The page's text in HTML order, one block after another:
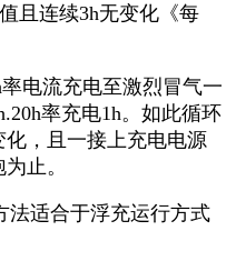
且连续3h无变化《每
电流充电至激烈冒气一
率充电1h。如此循环
，且一接上充电电源
止。
法适合于浮充运行方式